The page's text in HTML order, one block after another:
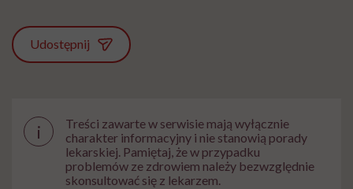
Udostępnij
i
Treści zawarte w serwisie mają wyłącznie
charakter informacyjny i nie stanowią porady
lekarskiej. Pamiętaj, że w przypadku
problemów ze zdrowiem należy bezwzględnie
skonsultować się z lekarzem.